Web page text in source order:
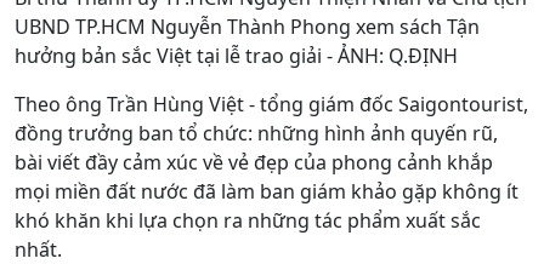
UBND TP.HCM Nguyễn Thành Phong xem sách Tận
hưởng bản sắc Việt tại lễ trao giải - ẢNH: Q.ĐỊNH
Theo ông Trần Hùng Việt - tổng giám đốc Saigontourist,
đồng trưởng ban tổ chức: những hình ảnh quyến rũ,
bài viết đầy cảm xúc về vẻ đẹp của phong cảnh khắp
mọi miền đất nước đã làm ban giám khảo gặp không ít
khó khăn khi lựa chọn ra những tác phẩm xuất sắc
nhất.